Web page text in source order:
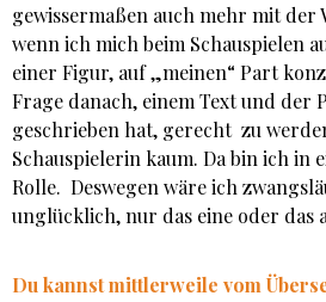
gewissermaßen auch mehr mit der
wenn ich mich beim Schauspielen
einer Figur, auf „meinen“ Part
Frage danach, einem Text und der
geschrieben hat, gerecht zu
Schauspielerin kaum. Da bin ich in
Rolle. Deswegen wäre ich
unglücklich, nur das eine oder das
Du kannst mittlerweile vom